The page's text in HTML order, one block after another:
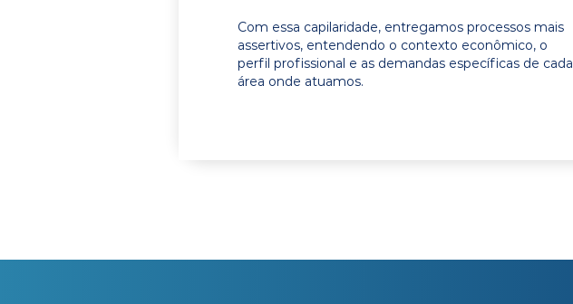
Com essa capilaridade, entregamos processos mais
assertivos, entendendo o contexto econômico, o
perfil profissional e as demandas específicas de cada
área onde atuamos.